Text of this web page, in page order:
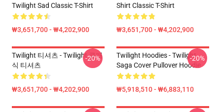
Twilight Sad Classic T-Shirt
₩3,651,700 - ₩4,202,900
Shirt Classic T-Shirt
₩3,651,700 - ₩4,202,900
Twilight 티셔츠 - Twilight 클래
식 티셔츠
₩3,651,700 - ₩4,202,900
-20%
Twilight Hoodies - Twilight
Saga Cover Pullover Hoodie
₩5,918,510 - ₩6,883,110
-20%